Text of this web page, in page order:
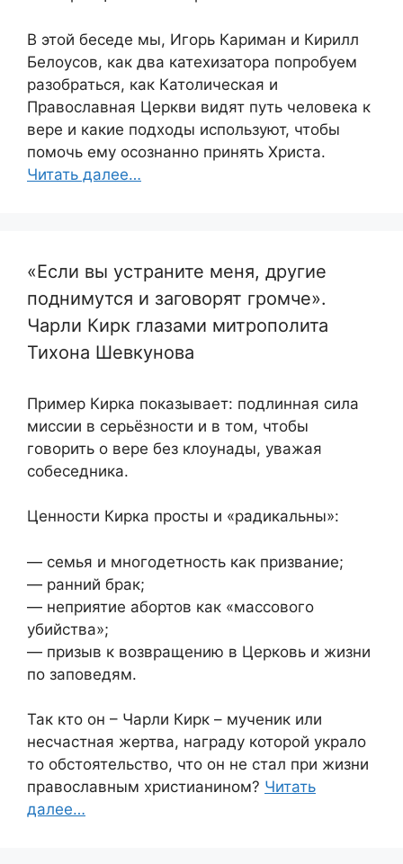
В этой беседе мы, Игорь Кариман и Кирилл
Белоусов, как два катехизатора попробуем
разобраться, как Католическая и
Православная Церкви видят путь человека к
вере и какие подходы используют, чтобы
помочь ему осознанно принять Христа.
Читать далее…
«Если вы устраните меня, другие
поднимутся и заговорят громче».
Чарли Кирк глазами митрополита
Тихона Шевкунова
Пример Кирка показывает: подлинная сила
миссии в серьёзности и в том, чтобы
говорить о вере без клоунады, уважая
собеседника.
Ценности Кирка просты и «радикальны»:
— семья и многодетность как призвание;
— ранний брак;
— неприятие абортов как «массового
убийства»;
— призыв к возвращению в Церковь и жизни
по заповедям.
Так кто он – Чарли Кирк – мученик или
несчастная жертва, награду которой украло
то обстоятельство, что он не стал при жизни
православным христианином? Читать
далее…